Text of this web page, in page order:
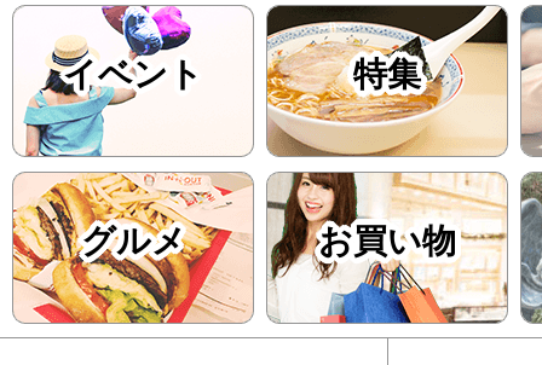
イベント 特集
グルメ お買い物